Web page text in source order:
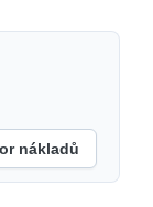
nákladů